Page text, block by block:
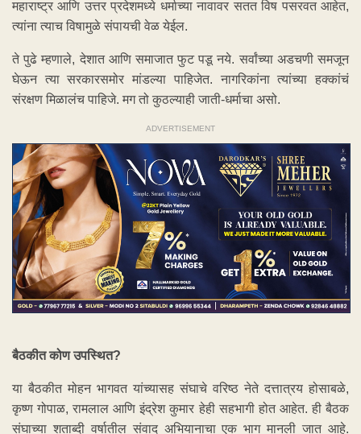
महाराष्ट्र आणि उत्तर प्रदेशमध्ये धर्माच्या नावावर सतत विष पसरवत आहेत,
त्यांना त्याच विषामुळे संपायची वेळ येईल.
ते पुढे म्हणाले, देशात आणि समाजात फुट पडू नये. सर्वांच्या अडचणी समजून
घेऊन त्या सरकारसमोर मांडल्या पाहिजेत. नागरिकांना त्यांच्या हक्कांचं
संरक्षण मिळालंच पाहिजे. मग तो कुठल्याही जाती-धर्माचा असो.
ADVERTISEMENT
बैठकीत कोण उपस्थित?
या बैठकीत मोहन भागवत यांच्यासह संघाचे वरिष्ठ नेते दत्तात्रय होसाबळे,
कृष्ण गोपाळ, रामलाल आणि इंद्रेश कुमार हेही सहभागी होत आहेत. ही बैठक
संघाच्या शताब्दी वर्षातील संवाद अभियानाचा एक भाग मानली जात आहे.